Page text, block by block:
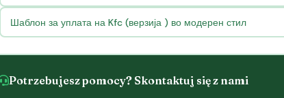
Шаблон за уплата на Kfc (верзија ) во модерен стил
Potrzebujesz pomocy? Skontaktuj się z nami